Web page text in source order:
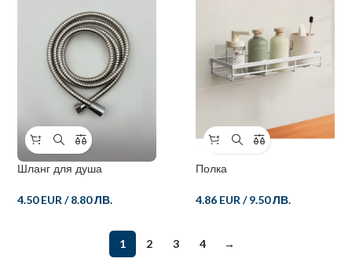
Шланг для душа
4.50 EUR /8.80 ЛВ.
Полка
4.86 EUR /9.50 ЛВ.
1 2 3 4 →